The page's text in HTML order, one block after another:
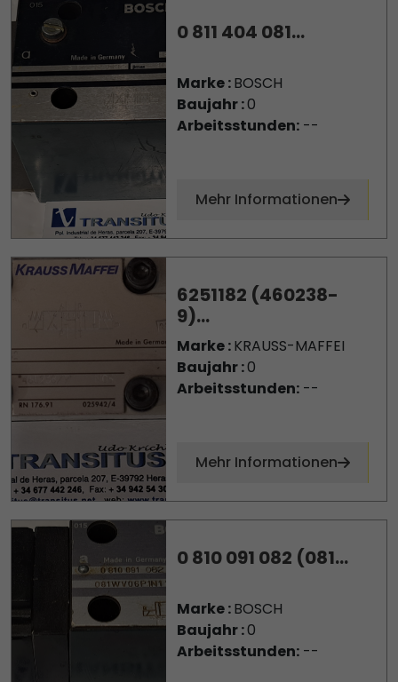
0 811 404 081...
Marke :BOSCH
Baujahr :0
Arbeitsstunden:--
Mehr Informationen
6251182 (460238-
9)...
Marke :KRAUSS-MAFFEI
Baujahr :0
Arbeitsstunden:--
Mehr Informationen
0 810 091 082 (081...
Marke :BOSCH
Baujahr :0
Arbeitsstunden:--